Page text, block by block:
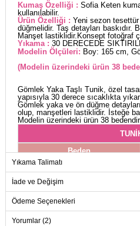
Kumaş Özelliği : Sofia Keten
kullanılabilir.
Ürün Özelliği : Yeni sezon
düğmelidir. Taş detayları baskıdır.
Manşet lastiklidir.Konsept fotoğraf
Yıkama : 30 DERECEDE
Modelin Ölçüleri: Boy: 165 cm,
(Modelin üzerindeki ürün 38
Gömlek Yaka Taşlı Tunik, özel
yapısıyla 30 derece sıcaklıkta
Gömlek yaka ve ön düğme
olup, manşetleri lastiklidir. İsteğe
Modelin üzerindeki ürün 38
Beden
44
Yıkama Talimatı
İade ve Değişim
Ödeme Seçenekleri
Yorumlar (2)